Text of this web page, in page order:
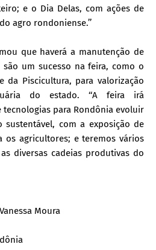
e o Dia Delas, com ações de
agro rondoniense.’’
que haverá a manutenção de
um sucesso na feira, como o
da Piscicultura, para valorização
do estado. ‘‘A feira irá
para Rondônia evoluir
com a exposição de
os agricultores; e teremos vários
diversas cadeias produtivas do
Moura